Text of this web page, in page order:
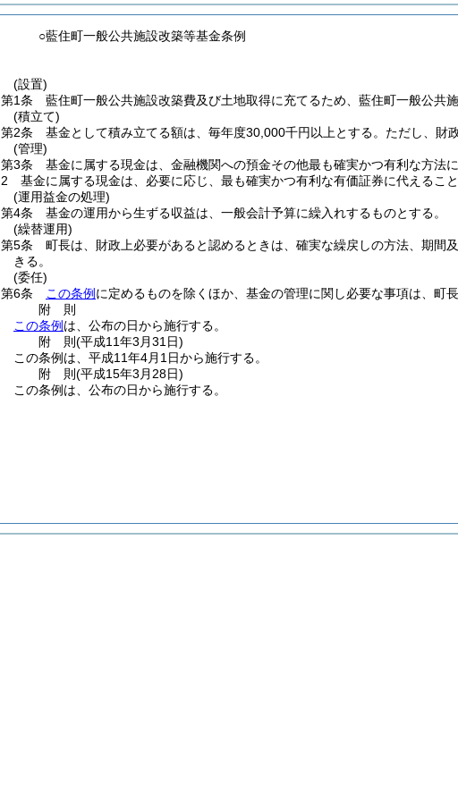
○藍住町一般公共施設改築等基金条例
(設置)
第1条
藍住町一般公共施設改築費及び土地取得に充てるため、藍住町一般公共
(積立て)
第2条
基金として積み立てる額は、毎年度30,000千円以上とする。 ただし、財
(管理)
第3条
基金に属する現金は、金融機関への預金その他最も確実かつ有利な方法
2
基金に属する現金は、必要に応じ、最も確実かつ有利な有価証券に代えること
(運用益金の処理)
第4条
基金の運用から生ずる収益は、一般会計予算に繰入れするものとする。
(繰替運用)
第5条
町長は、財政上必要があると認めるときは、確実な繰戻しの方法、期
きる。
(委任)
第6条
この条例 に定めるものを除くほか、基金の管理に関し必要な事項は、町長
附 則
この条例 は、公布の日から施行する。
附 則(平成11年3月31日)
この条例は、平成11年4月1日から施行する。
附 則(平成15年3月28日)
この条例は、公布の日から施行する。